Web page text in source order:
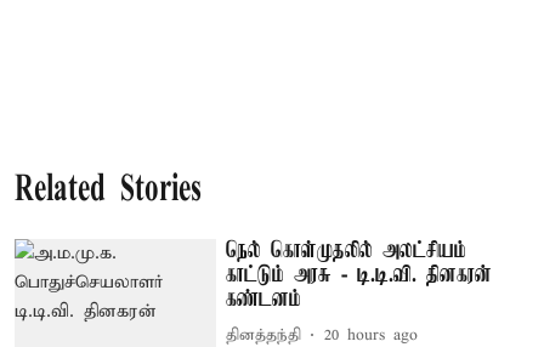
Related Stories
நெல் கொள்முதலில் அலட்சியம்
காட்டும் அரசு - டி.டி.வி. தினகரன்
கண்டனம்
தினத்தந்தி 20 hours ago